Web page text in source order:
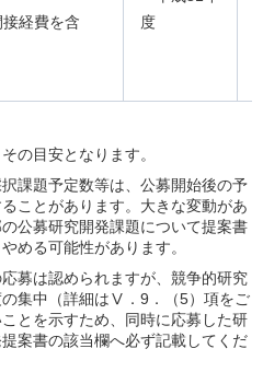
接経費を含
度
の目安となります。
課題予定数等は、公募開始後の予
ことがあります。大きな変動があ
公募研究開発課題について提案書
める可能性があります。
募は認められますが、競争的研究
集中（詳細はⅤ．9．（5）項をご
とを示すため、同時に応募した研
案書の該当欄へ必ず記載してくだ